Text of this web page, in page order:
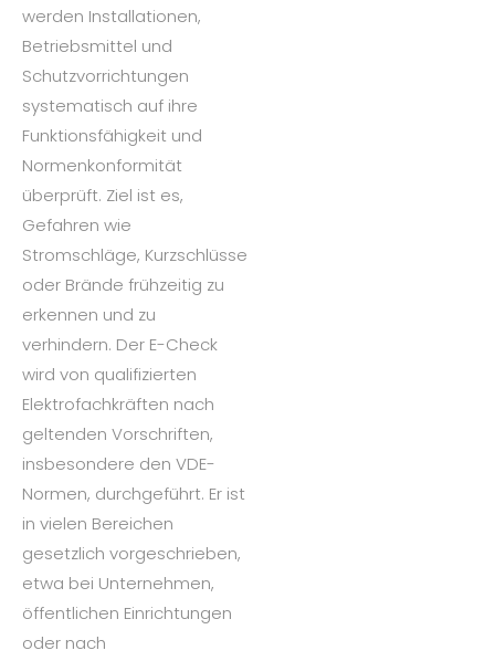
werden Installationen,
Betriebsmittel und
Schutzvorrichtungen
systematisch auf ihre
Funktionsfähigkeit und
Normenkonformität
überprüft. Ziel ist es,
Gefahren wie
Stromschläge, Kurzschlüsse
oder Brände frühzeitig zu
erkennen und zu
verhindern. Der E-Check
wird von qualifizierten
Elektrofachkräften nach
geltenden Vorschriften,
insbesondere den VDE-
Normen, durchgeführt. Er ist
in vielen Bereichen
gesetzlich vorgeschrieben,
etwa bei Unternehmen,
öffentlichen Einrichtungen
oder nach